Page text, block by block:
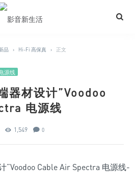
品 › Hi-Fi 高保真 › 正文
源线
器材设计”Voodoo
电源线
1,549 0